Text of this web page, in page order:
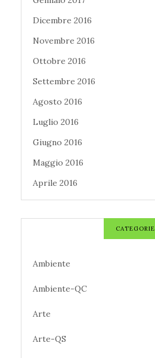
Dicembre 2016
Novembre 2016
Ottobre 2016
Settembre 2016
Agosto 2016
Luglio 2016
Giugno 2016
Maggio 2016
Aprile 2016
CATEGORIE
Ambiente
Ambiente-QC
Arte
Arte-QS